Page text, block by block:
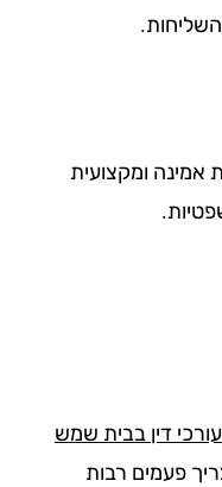
ומקצועית
דין בבית שמש
רבות